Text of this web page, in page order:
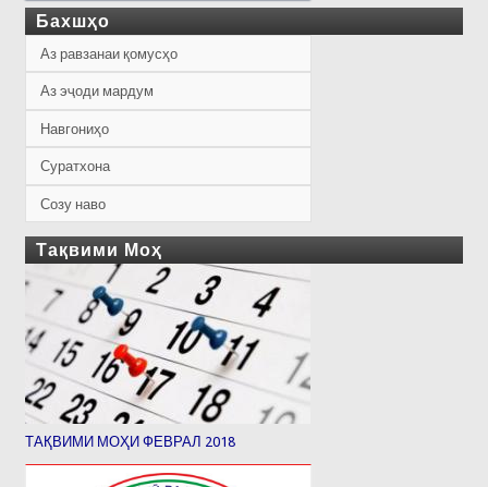
Бахшҳо
Аз равзанаи қомусҳо
Аз эҷоди мардум
Навгониҳо
Суратхона
Созу наво
Тақвими Моҳ
ТАҚВИМИ МОҲИ ФЕВРАЛ 2018